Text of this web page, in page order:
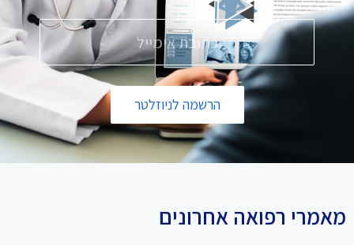
הרשמה לניוזלטר
מאמרי רפואה אחרונים